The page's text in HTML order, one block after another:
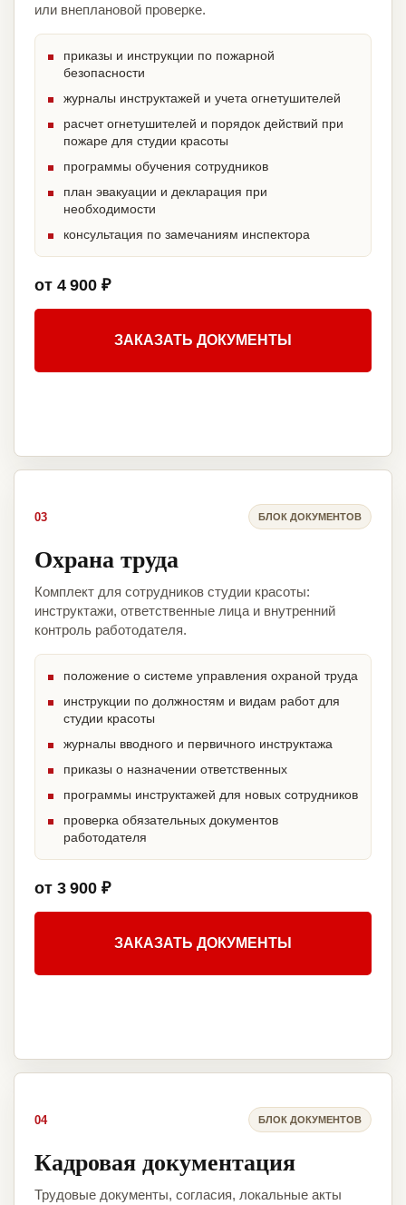
или внеплановой проверке.
приказы и инструкции по пожарной
безопасности
журналы инструктажей и учета огнетушителей
расчет огнетушителей и порядок действий при
пожаре для студии красоты
программы обучения сотрудников
план эвакуации и декларация при
необходимости
консультация по замечаниям инспектора
от 4 900 ₽
ЗАКАЗАТЬ ДОКУМЕНТЫ
03 БЛОК ДОКУМЕНТОВ
Охрана труда
Комплект для сотрудников студии красоты:
инструктажи, ответственные лица и внутренний
контроль работодателя.
положение о системе управления охраной труда
инструкции по должностям и видам работ для
студии красоты
журналы вводного и первичного инструктажа
приказы о назначении ответственных
программы инструктажей для новых сотрудников
проверка обязательных документов
работодателя
от 3 900 ₽
ЗАКАЗАТЬ ДОКУМЕНТЫ
04 БЛОК ДОКУМЕНТОВ
Кадровая документация
Трудовые документы, согласия, локальные акты